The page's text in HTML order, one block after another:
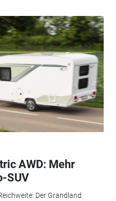
AWD: Mehr
SUV
Der Grandland